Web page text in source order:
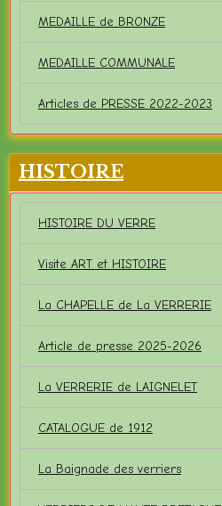
MEDAILLE de BRONZE
MEDAILLE COMMUNALE
Articles de PRESSE 2022-2023
HISTOIRE
HISTOIRE DU VERRE
Visite ART et HISTOIRE
La CHAPELLE de La VERRERIE
Article de presse 2025-2026
La VERRERIE de LAIGNELET
CATALOGUE de 1912
La Baignade des verriers